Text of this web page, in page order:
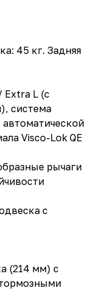
45 кг. Задняя
Extra L (с
система
Visco-Lok QE
рычаги
с
(214 мм) с